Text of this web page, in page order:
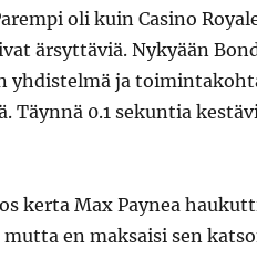
oli kuin Casino
ärsyttäviä. Nykyään
yhdistelmä ja
Täynnä 0.1 sekuntia
kerta Max Paynea
en maksaisi sen